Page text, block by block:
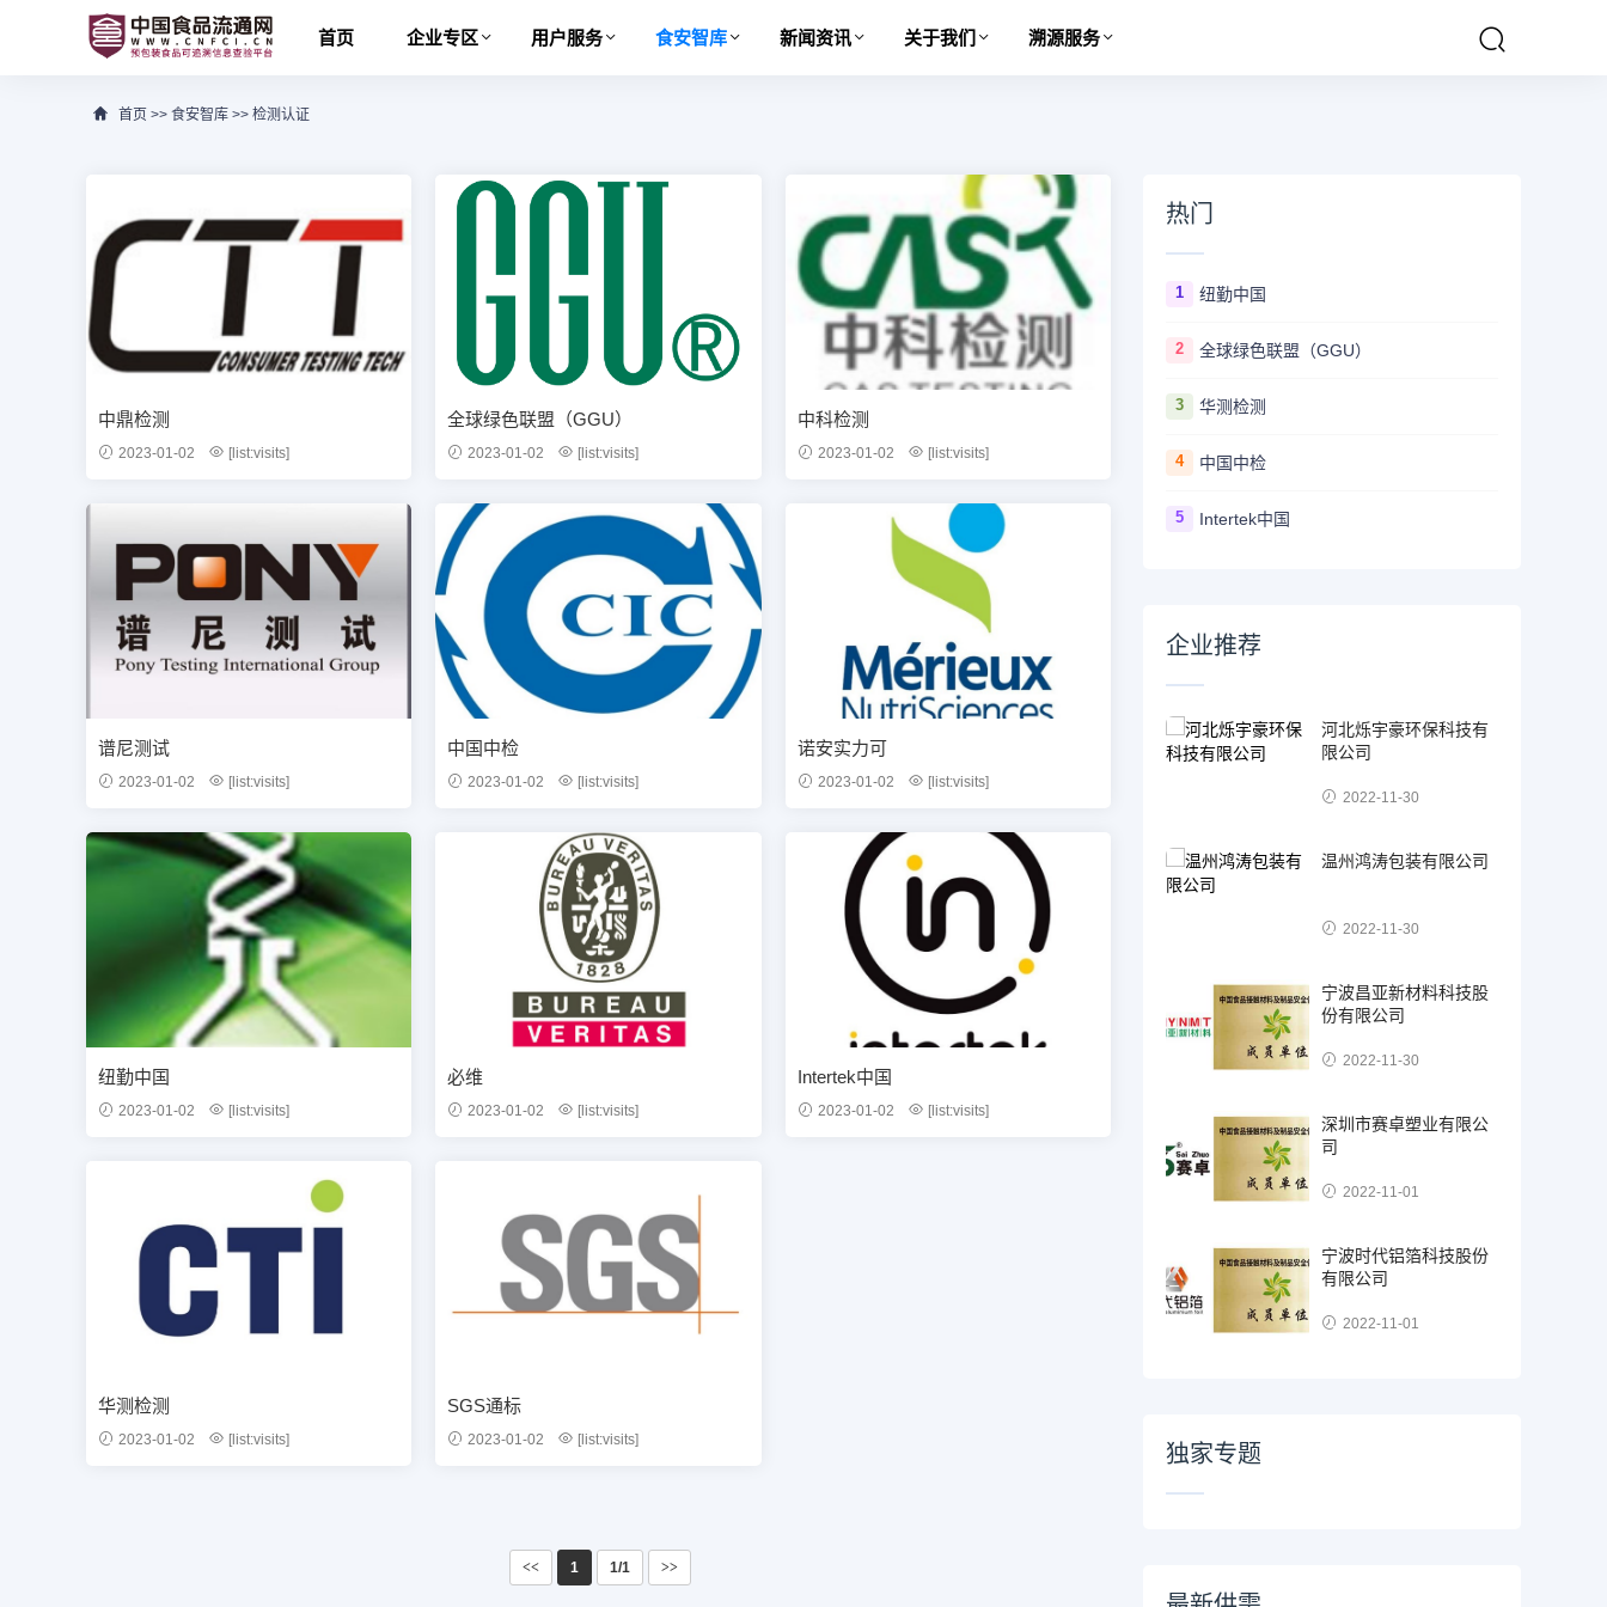
首页 企业专区 用户服务 食安智库 新闻资讯 关于我们 溯源服务
首页 >> 食安智库 >> 检测认证
中鼎检测
2023-01-02 [list:visits]
全球绿色联盟（GGU）
2023-01-02 [list:visits]
中科检测
2023-01-02 [list:visits]
谱尼测试
2023-01-02 [list:visits]
中国中检
2023-01-02 [list:visits]
诺安实力可
2023-01-02 [list:visits]
纽勤中国
2023-01-02 [list:visits]
必维
2023-01-02 [list:visits]
Intertek中国
2023-01-02 [list:visits]
华测检测
2023-01-02 [list:visits]
SGS通标
2023-01-02 [list:visits]
<< 1 1/1 >>
热门
1 纽勤中国
2 全球绿色联盟（GGU）
3 华测检测
4 中国中检
5 Intertek中国
企业推荐
河北烁宇豪环保科技有
限公司
2022-11-30
温州鸿涛包装有限公司
2022-11-30
宁波昌亚新材料科技股
份有限公司
2022-11-30
深圳市赛卓塑业有限公
司
2022-11-01
宁波时代铝箔科技股份
有限公司
2022-11-01
独家专题